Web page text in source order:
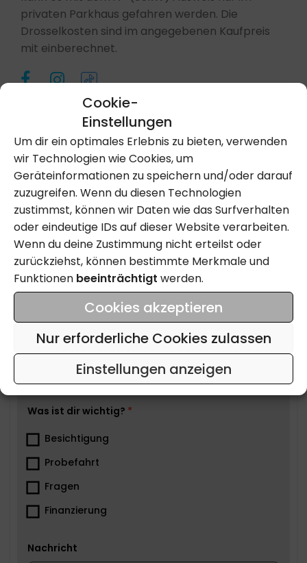
Cookie-
Einstellungen
Um dir ein optimales Erlebnis zu bieten, verwenden
wir Technologien wie Cookies, um
Geräteinformationen zu speichern und/oder darauf
zuzugreifen. Wenn du diesen Technologien
zustimmst, können wir Daten wie das Surfverhalten
oder eindeutige IDs auf dieser Website verarbeiten.
Wenn du deine Zustimmung nicht erteilst oder
zurückziehst, können bestimmte Merkmale und
Funktionen beeinträchtigt werden.
Cookies akzeptieren
Nur erforderliche Cookies zulassen
Einstellungen anzeigen
privaten Parkhaus gefahren werden. Die
Drosselkosten sind im angegebenen Kaufpreis
mit einberechnet.
Motorrad: 21487g-SO
Kontakt Aufnehmen
Anrufen
Name
Was ist dir wichtig?
Besichtigung
Probefahrt
Fragen
Finanzierung
Nachricht